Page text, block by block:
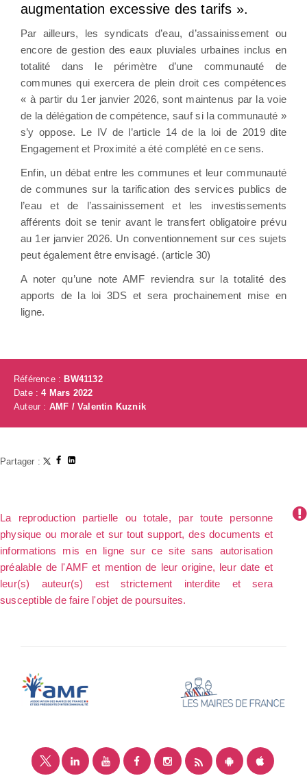
augmentation excessive des tarifs ».
Par ailleurs, les syndicats d’eau, d’assainissement ou
encore de gestion des eaux pluviales urbaines inclus en
totalité dans le périmètre d’une communauté de
communes qui exercera de plein droit ces compétences
« à partir du 1er janvier 2026, sont maintenus par la voie
de la délégation de compétence, sauf si la communauté »
s’y oppose. Le IV de l’article 14 de la loi de 2019 dite
Engagement et Proximité a été complété en ce sens.
Enfin, un débat entre les communes et leur communauté
de communes sur la tarification des services publics de
l’eau et de l’assainissement et les investissements
afférents doit se tenir avant le transfert obligatoire prévu
au 1er janvier 2026. Un conventionnement sur ces sujets
peut également être envisagé. (article 30)
A noter qu’une note AMF reviendra sur la totalité des
apports de la loi 3DS et sera prochainement mise en
ligne.
Référence : BW41132
Date :4 Mars 2022
Auteur : AMF / Valentin Kuznik
Partager :
La reproduction partielle ou totale, par toute personne
physique ou morale et sur tout support, des documents et
informations mis en ligne sur ce site sans autorisation
préalable de l'AMF et mention de leur origine, leur date et
leur(s) auteur(s) est strictement interdite et sera
susceptible de faire l'objet de poursuites.